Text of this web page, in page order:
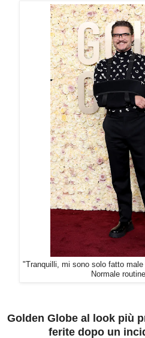
"Tranquilli, mi sono solo fatto
Normale
Golden Globe al look più
ferite dopo un